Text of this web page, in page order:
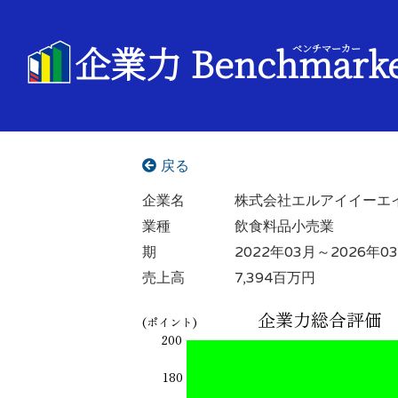
ベンチマーカー
企業力
戻る
企業名
株式会社エルアイイーエ
業種
飲食料品小売業
期
2022年03月～2026年03
売上高
7,394百万円